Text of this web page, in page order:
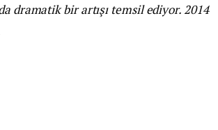
dramatik bir artışı temsil ediyor. 2014